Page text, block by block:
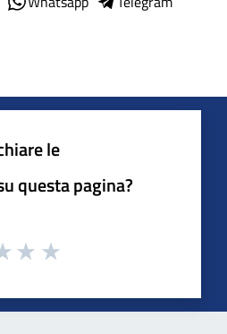
le
questa pagina?